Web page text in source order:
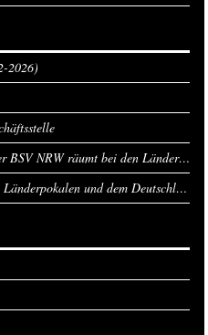
2026)
Was für ein Pfingstwochenende! Der BSV NRW räumt bei den Länderpokalen ab
NRW-Auswahlteams siegen bei den Länderpokalen und dem Deutschlandcup an Pfingsten